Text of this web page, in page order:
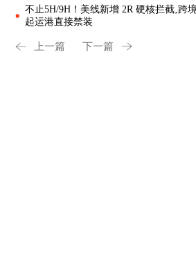
不止5H/9H！美线新增 2R 硬核拦截‚跨
起运港直接禁装
上一篇 下一篇